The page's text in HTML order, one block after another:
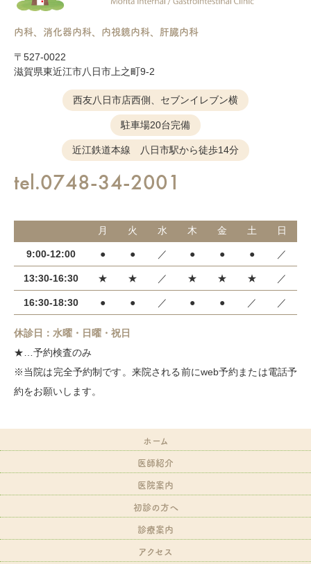
内科、消化器内科、内視鏡内科、肝臓内科
〒527-0022
滋賀県東近江市八日市上之町9-2
西友八日市店西側、セブンイレブン横
駐車場20台完備
近江鉄道本線 八日市駅から徒歩14分
tel.0748-34-2001
月 火 水 木 金 土 日
9:00-12:00 ● ● ／ ● ● ● ／
13:30-16:30 ★ ★ ／ ★ ★ ★ ／
16:30-18:30 ● ● ／ ● ● ／ ／
休診日：水曜・日曜・祝日
★…予約検査のみ
※当院は完全予約制です。来院される前にweb予約または電話予
約をお願いします。
ホーム
医師紹介
医院案内
初診の方へ
診療案内
アクセス